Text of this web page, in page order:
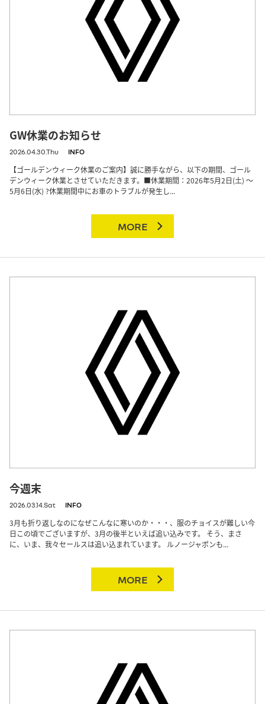
GW休業のお知らせ
2026.04.30.Thu INFO
【ゴールデンウィーク休業のご案内】誠に勝手ながら、以下の期間、ゴール
デンウィーク休業とさせていただきます。■休業期間：2026年5月2日(土) ～
5月6日(水) ?休業期間中にお車のトラブルが発生し...
MORE
今週末
2026.03.14.Sat INFO
3月も折り返しなのになぜこんなに寒いのか・・・、服のチョイスが難しい今
日この頃でございますが、3月の後半といえば追い込みです。 そう、まさ
に、いま、我々セールスは追い込まれています。 ルノージャポンも...
MORE